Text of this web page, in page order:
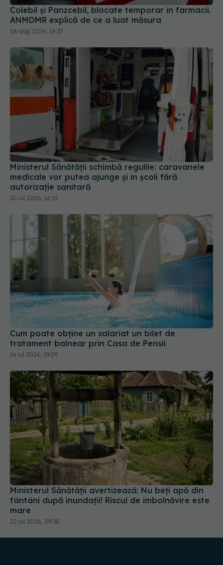
06 aug 2026, 16:37
Ministerul Sănătății schimbă regulile: caravanele
medicale vor putea ajunge și în școli fără
autorizație sanitară
30 iul 2026, 16:12
Cum poate obține un salariat un bilet de
tratament balnear prin Casa de Pensii
16 iul 2026, 19:09
Ministerul Sănătății avertizează: Nu beți apă din
fântâni după inundații! Riscul de îmbolnăvire este
mare
22 iul 2026, 09:38